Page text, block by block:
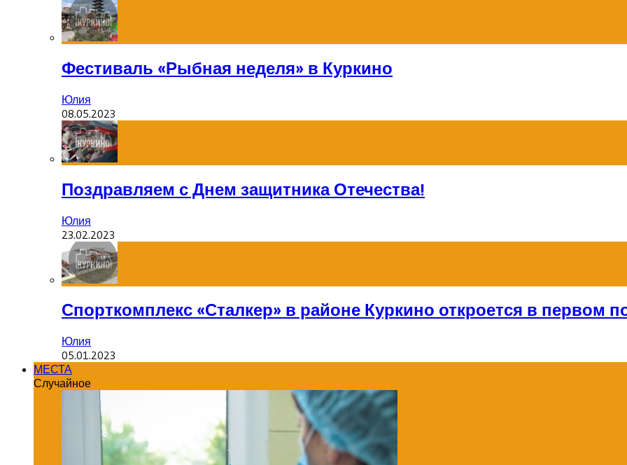
Фестиваль «Рыбная неделя» в Куркино
Юлия
08.05.2023
Поздравляем с Днем защитника Отечества!
Юлия
23.02.2023
Спорткомплекс «Сталкер» в районе Куркино откроется в первом
Юлия
05.01.2023
МЕСТА
Случайное